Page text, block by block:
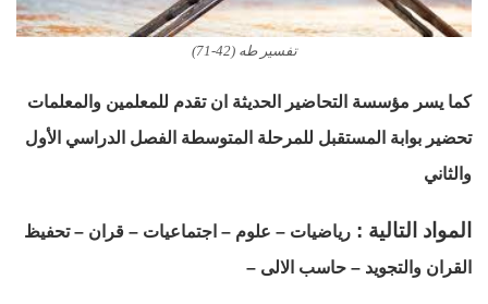
تفسير طه (42-71)
كما يسر مؤسسة التحاضير الحديثة ان تقدم للمعلمين والمعلمات
تحضير بوابة المستقبل للمرحلة المتوسطة الفصل الدراسي الأول
والثاني
المواد التالية : رياضيات – علوم – اجتماعيات – قران – تحفيظ
القران والتجويد – حاسب الالى –